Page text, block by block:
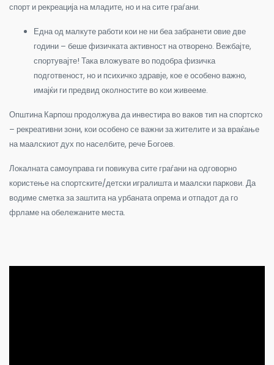
спорт и рекреација на младите, но и на сите граѓани.
Една од малкуте работи кои не ни беа забранети овие две
години – беше физичката активност на отворено. Вежбајте,
спортувајте! Така вложувате во подобра физичка
подготвеност, но и психичко здравје, кое е особено важно,
имајќи ги предвид околностите во кои живееме.
Општина Карпош продолжува да инвестира во ваков тип на спортско
– рекреативни зони, кои особено се важни за жителите и за враќање
на маалскиот дух по населбите, рече Богоев.
Локалната самоуправа ги повикува сите граѓани на одговорно
користење на спортските/детски игралишта и маалски паркови. Да
водиме сметка за заштита на урбаната опрема и отпадот да го
фрламе на обележаните места.